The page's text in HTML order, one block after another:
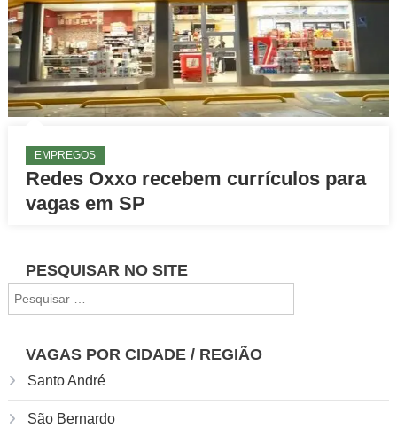
EMPREGOS
Redes Oxxo recebem currículos para
vagas em SP
PESQUISAR NO SITE
por:
VAGAS POR CIDADE / REGIÃO
Santo André
São Bernardo